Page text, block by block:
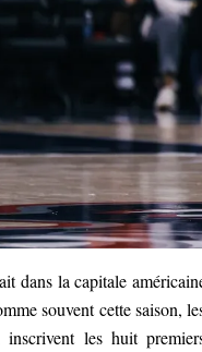
dans la capitale
souvent cette saison,
inscrivent les huit